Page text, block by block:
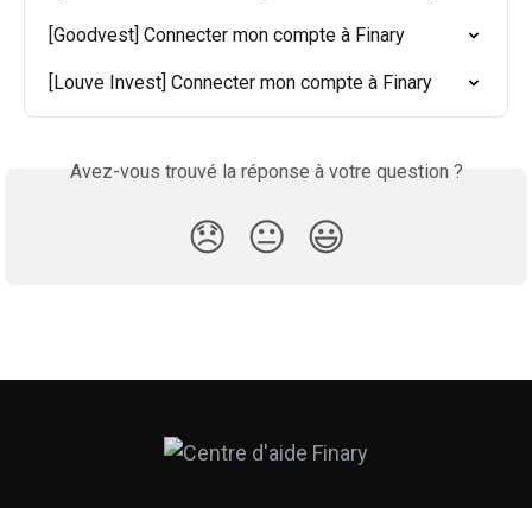
[Goodvest] Connecter mon compte à Finary
[Louve Invest] Connecter mon compte à Finary
Avez-vous trouvé la réponse à votre question ?
😞 😐 😃